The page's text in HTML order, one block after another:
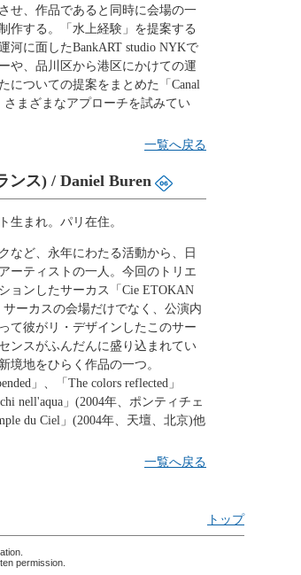
せ、作品であると同時に会場の一
作する。「水上経験」を提案する
河に面したBankART studio NYKで
や、品川区から港区にかけての運
についての提案をまとめた「Canal
さまざまなアプローチを試みてい
一覧へ戻る
ンス) / Daniel Buren
生まれ。パリ在住。
など、永年にわたる活動から、日
ーティストの一人。今回のトリエ
ョンしたサーカス「Cie ETOKAN
ーカスの会場だけでなく、公演内
て彼がリ・デザインしたこのサー
ンスがふんだんに盛り込まれてい
境地をひらく作品の一つ。
」、「The colors reflected」
nell'aqua」(2004年、ポンティチェ
du Ciel」(2004年、天壇、北京)他
一覧へ戻る
トップ
permission.